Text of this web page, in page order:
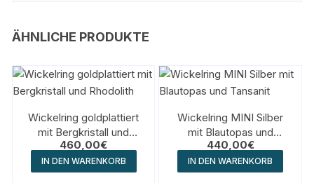
ÄHNLICHE PRODUKTE
Wickelring goldplattiert
mit Bergkristall und
Rhodolith
460,00€
IN DEN WARENKORB
Wickelring MINI Silber
mit Blautopas und
Tansanit
440,00€
IN DEN WARENKORB